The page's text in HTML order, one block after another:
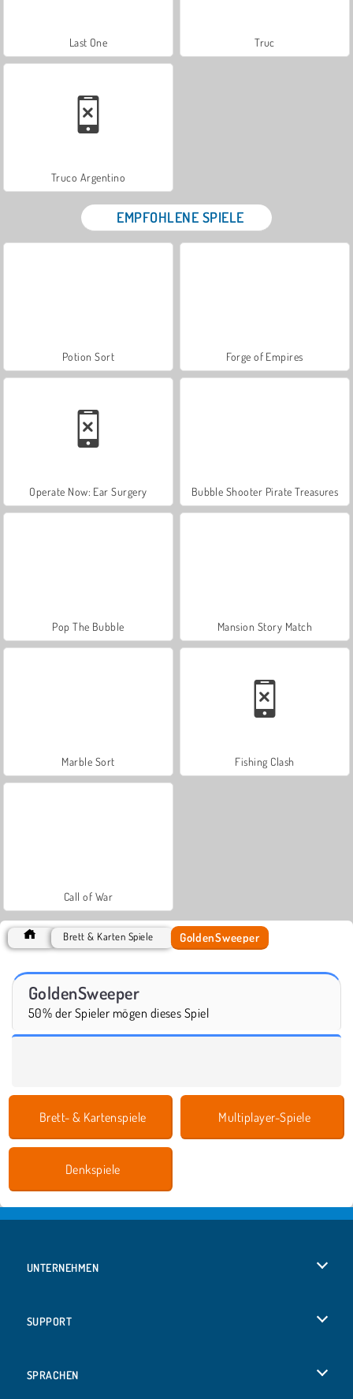
Last One Truc
Truco Argentino
EMPFOHLENE SPIELE
Potion Sort Forge of Empires
Operate Now: Ear Surgery Bubble Shooter Pirate Treasures
Pop The Bubble Mansion Story Match
Marble Sort Fishing Clash
Call of War
Brett & Karten Spiele GoldenSweeper
GoldenSweeper
50% der Spieler mögen dieses Spiel
Brett- & Kartenspiele Multiplayer-Spiele
Denkspiele
UNTERNEHMEN
SUPPORT
SPRACHEN